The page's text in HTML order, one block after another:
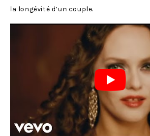
la longévité d’un couple.